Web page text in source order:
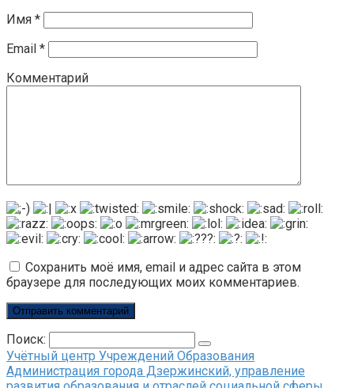
Имя *
Email *
Комментарий
Сохранить моё имя, email и адрес сайта в этом
браузере для последующих моих комментариев.
Поиск:
Учётный центр Учреждений Образования
Администрация города Дзержинский, управление